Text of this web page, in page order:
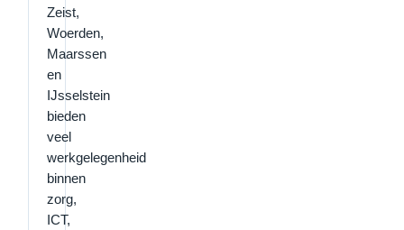
Zeist,
Woerden,
Maarssen
en
IJsselstein
bieden
veel
werkgelegenheid
binnen
zorg,
ICT,